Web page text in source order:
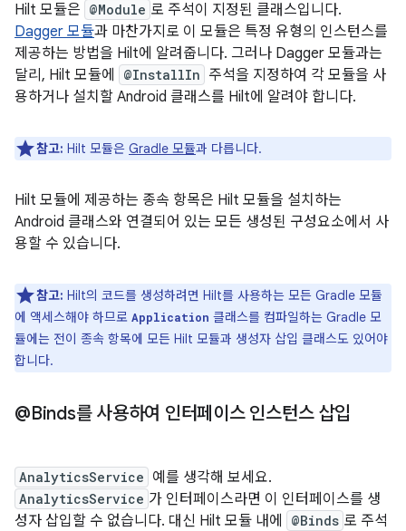
Hilt 모듈은 @Module 로 주석이 지정된 클래스입니다.
Dagger 모듈과 마찬가지로 이 모듈은 특정 유형의 인스턴스를
제공하는 방법을 Hilt에 알려줍니다. 그러나 Dagger 모듈과는
달리, Hilt 모듈에
@InstallIn 주석을 지정하여 각 모듈을 사
용하거나 설치할 Android 클래스를 Hilt에 알려야 합니다.
참고: Hilt 모듈은 Gradle 모듈과 다릅니다.
Hilt 모듈에 제공하는 종속 항목은 Hilt 모듈을 설치하는
Android 클래스와 연결되어 있는 모든 생성된 구성요소에서 사
용할 수 있습니다.
참고: Hilt의 코드를 생성하려면 Hilt를 사용하는 모든 Gradle 모듈
에 액세스해야 하므로 Application 클래스를 컴파일하는 Gradle 모
듈에는 전이 종속 항목에 모든 Hilt 모듈과 생성자 삽입 클래스도 있어야
합니다.
@Binds를 사용하여 인터페이스 인스턴스 삽입
AnalyticsService 예를 생각해 보세요.
AnalyticsService 가 인터페이스라면 이 인터페이스를 생
성자 삽입할 수 없습니다. 대신 Hilt 모듈 내에
@Binds 로 주석